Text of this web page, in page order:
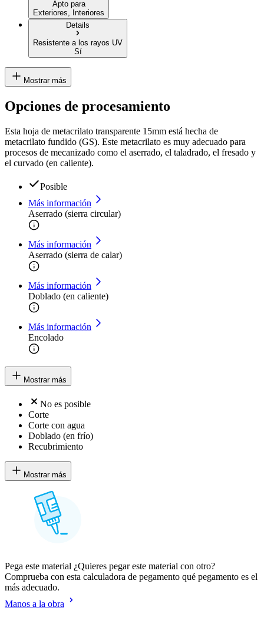
Apto para
Exteriores, Interiores
Details
Resistente a los rayos UV
Sí
Mostrar más
Opciones de procesamiento
Esta hoja de metacrilato transparente 15mm está hecha de
metacrilato fundido (GS). Este metacrilato es muy adecuado para
procesos de mecanizado como el aserrado, el taladrado, el fresado y
el curvado (en caliente).
Posible
Más información
Aserrado (sierra circular)
Más información
Aserrado (sierra de calar)
Más información
Doblado (en caliente)
Más información
Encolado
Mostrar más
No es posible
Corte
Corte con agua
Doblado (en frío)
Recubrimiento
Mostrar más
Pega este material ¿Quieres pegar este material con otro?
Comprueba con esta calculadora de pegamento qué pegamento es el
más adecuado.
Manos a la obra